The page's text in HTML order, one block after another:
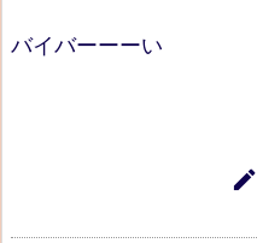
バイバーーーい
